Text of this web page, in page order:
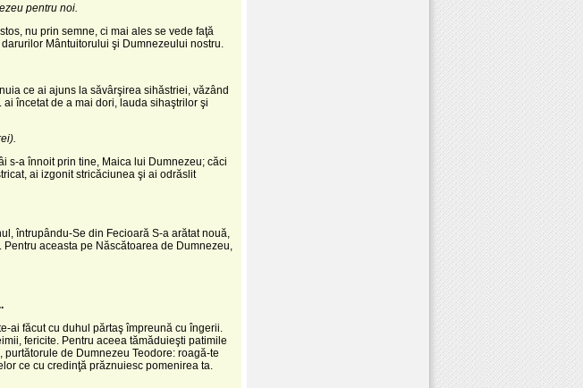
pentru noi.
nu prin semne, ci mai ales se vede faţă
Mântuitorului şi Dumnezeului nostru.
ce ai ajuns la săvârşirea sihăstriei, văzând
încetat de a mai dori, lauda sihaştrilor şi
s-a înnoit prin tine, Maica lui Dumnezeu; căci
ai izgonit stricăciunea şi ai odrăslit
întrupându-Se din Fecioară S-a arătat nouă,
aceasta pe Născătoarea de Dumnezeu,
ai făcut cu duhul părtaş împreună cu îngerii.
fericite. Pentru aceea tămăduieşti patimile
de Dumnezeu Teodore: roagă-te
ce cu credinţă prăznuiesc pomenirea ta.